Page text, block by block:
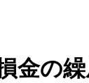
金の